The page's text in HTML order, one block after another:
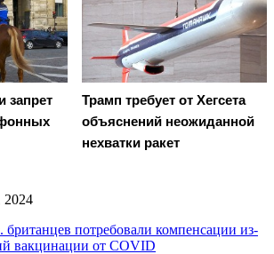
запрет
Трамп требует от Хегсета
объяснений неожиданной
нехватки ракет
2024
британцев потребовали компенсации из-
вакцинации от COVID